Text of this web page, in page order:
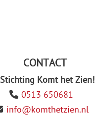
CONTACT
Stichting Komt het Zien!
0513 650681
info@komthetzien.nl